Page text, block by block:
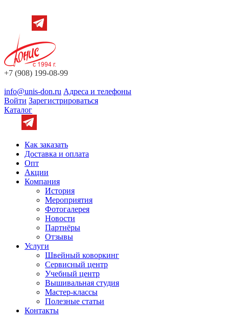
+7 (908) 199-08-99
info@unis-don.ru Адреса и телефоны
Войти Зарегистрироваться
Каталог
Как заказать
Доставка и оплата
Опт
Акции
Компания
История
Мероприятия
Фотогалерея
Новости
Партнёры
Отзывы
Услуги
Швейный коворкинг
Сервисный центр
Учебный центр
Вышивальная студия
Мастер-классы
Полезные статьи
Контакты